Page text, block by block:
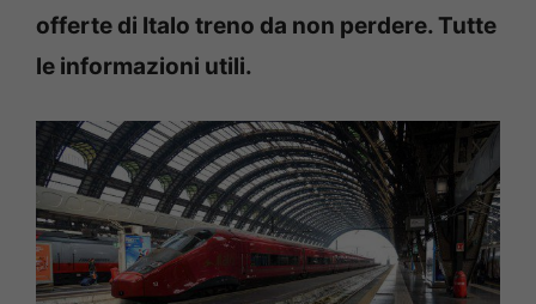
offerte di Italo treno da non perdere. Tutte
le informazioni utili.